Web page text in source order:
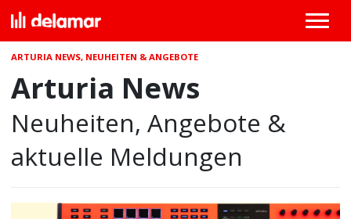
ARTURIA NEWS, NEUHEITEN & ANGEBOTE
Arturia News
Neuheiten, Angebote &
aktuelle Meldungen